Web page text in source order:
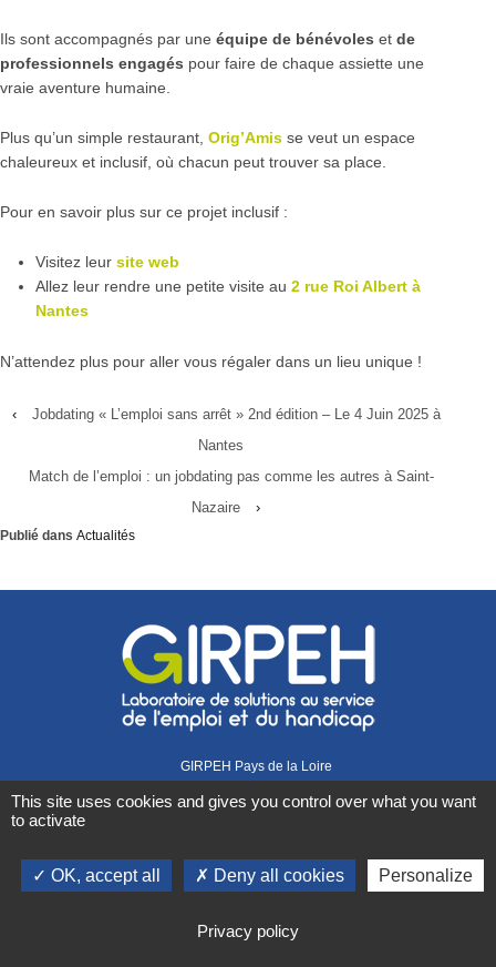
Ils sont accompagnés par une équipe de bénévoles et de
professionnels engagés pour faire de chaque assiette une
vraie aventure humaine.
Plus qu’un simple restaurant, Orig’Amis se veut un espace
chaleureux et inclusif, où chacun peut trouver sa place.
Pour en savoir plus sur ce projet inclusif :
Visitez leur site web
Allez leur rendre une petite visite au 2 rue Roi Albert à
Nantes
N’attendez plus pour aller vous régaler dans un lieu unique !
‹
Jobdating « L’emploi sans arrêt » 2nd édition – Le 4 Juin 2025 à
Nantes
Match de l’emploi : un jobdating pas comme les autres à Saint-
Nazaire
›
Publié dans Actualités
GIRPEH Pays de la Loire
44000 Nantes
Retrouvez-nous sur
Contact
This site uses cookies and gives you control over what you want
to activate
OK, accept all Deny all cookies Personalize
Privacy policy